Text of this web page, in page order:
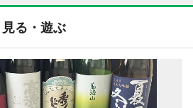
見る・遊ぶ